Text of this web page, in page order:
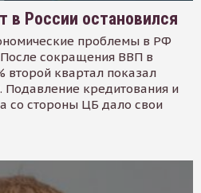
в России остановился
проблемы в РФ
После сокращения ВВП в
второй квартал показал
Подавление кредитования и
со стороны ЦБ дало свои